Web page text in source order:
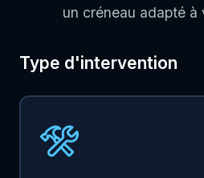
un créneau adapté à
Type d'intervention